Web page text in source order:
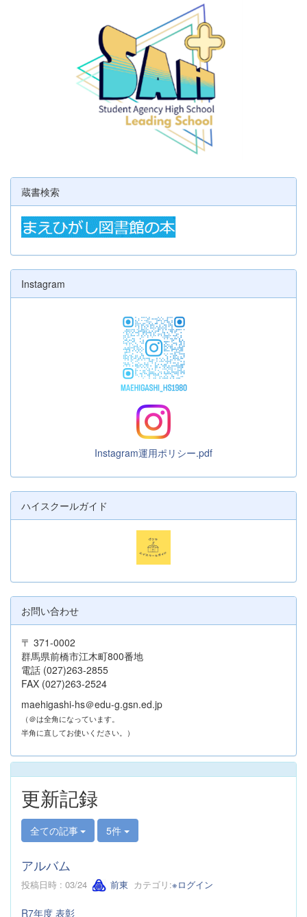
蔵書検索
Instagram
Instagram運用ポリシー.pdf
ハイスクールガイド
お問い合わせ
〒 371-0002
群馬県前橋市江木町800番地
電話 (027)263-2855
FAX (027)263-2524
maehigashi-hs＠edu-g.gsn.ed.jp
（＠は全角になっています。
半角に直してお使いください。）
更新記録
全ての記事 5件
アルバム
投稿日時 : 03/24 前東 カテゴリ:※ログイン
R7年度 表彰